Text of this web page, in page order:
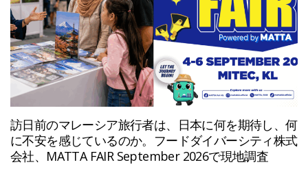
訪日前のマレーシア旅行者は、日本に何を期待し、何
に不安を感じているのか。フードダイバーシティ株式
会社、MATTA FAIR September 2026で現地調査